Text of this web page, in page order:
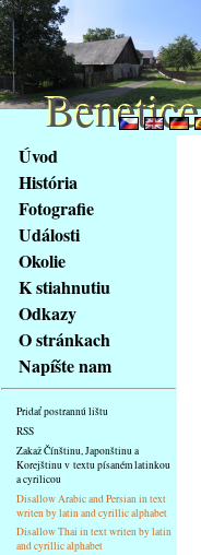
obsah
stránky
Klávesové
zkratky
tomto
webu
základní
Hlavní
strana
Úvod
História
Fotografie
Události
Okolie
K stiahnutiu
Odkazy
O stránkach
Napíšte nam
Pridať postrannú lištu
RSS
Zakaž Čínštinu, Japonštinu a
Korejštinu v textu písaném latinkou
a cyrilicou
Disallow Arabic and Persian in text
writen by latin and cyrillic alphabet
Disallow Thai in text writen by latin
and cyrillic alphabet
Benetice
Benetice